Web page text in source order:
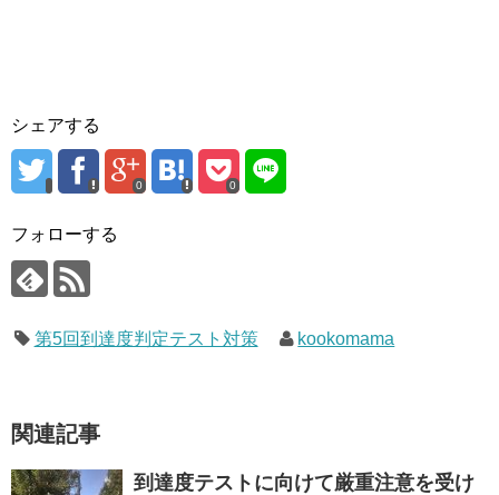
シェアする
0 0
フォローする
第5回到達度判定テスト対策 kookomama
関連記事
到達度テストに向けて厳重注意を受け